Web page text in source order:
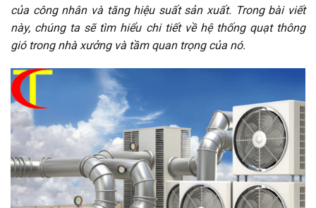
của công nhân và tăng hiệu suất sản xuất. Trong bài viết
này, chúng ta sẽ tìm hiểu chi tiết về hệ thống quạt thông
gió trong nhà xưởng và tầm quan trọng của nó.